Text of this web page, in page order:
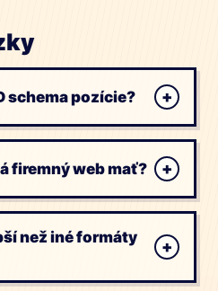
schema pozície? +
firemný web mať? +
než iné formáty
+